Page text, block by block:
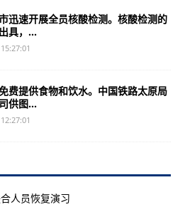
迅速开展全员核酸检测。核酸检测的
具，...
费提供食物和饮水。中国铁路太原局
供图...
人员恢复演习